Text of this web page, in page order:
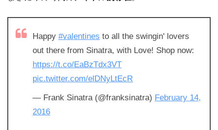
Happy #valentines to all the swingin' lovers
out there from Sinatra, with Love! Shop now:
https://t.co/EaBzTdx3VT
pic.twitter.com/elDNyLtEcR
— Frank Sinatra (@franksinatra) February 14,
2016